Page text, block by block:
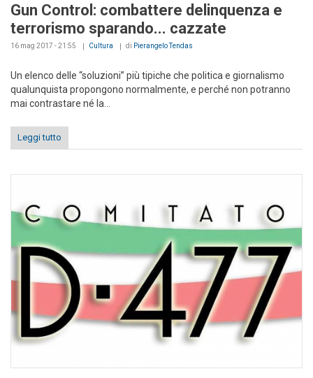
Gun Control: combattere delinquenza e
terrorismo sparando... cazzate
16 mag 2017 - 21:55 Cultura di Pierangelo Tendas
Un elenco delle “soluzioni” più tipiche che politica e giornalismo
qualunquista propongono normalmente, e perché non potranno
mai contrastare né la...
Leggi tutto